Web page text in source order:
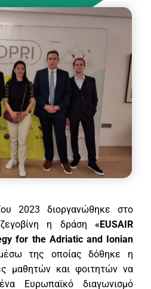
2023 διοργανώθηκε στο
η δράση «EUSAIR
for the Adriatic and Ionian
της οποίας δόθηκε η
μαθητών και φοιτητών να
Ευρωπαϊκό διαγωνισμό